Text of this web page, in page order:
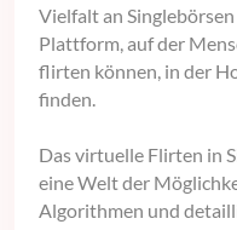
Vielfalt an
Plattform, auf der
flirten können, in der
finden.
Das virtuelle Flirten in
eine Welt der
Algorithmen und